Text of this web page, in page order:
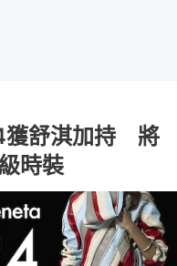
獲舒淇加持 將
時裝